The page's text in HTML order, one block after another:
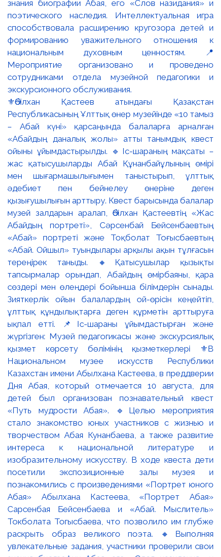
⚜️Әбілхан Қастеев атындағы Қазақстан
Республикасының Ұлттық өнер музейінде «10 тамыз
– Абай күні» қарсаңында балаларға арналған
«Абайдың даналық жолы» атты танымдық квест
ойыны ұйымдастырылды. 🔹Іс-шараның мақсаты –
жас қатысушыларды Абай Құнанбайұлының өмірі
мен шығармашылығымен таныстырып, ұлттық
әдебиет пен бейнелеу өнеріне деген
қызығушылығын арттыру. Квест барысында балалар
музей залдарын аралап, Әбілхан Қастеевтің «Жас
Абайдың портреті», Сәрсенбай Бейсенбаевтың
«Абай» портреті және Тоқболат Тоғысбаевтың
«Абай. Ойшыл» туындылары арқылы ақын тұлғасын
тереңірек таныды. 🔸Қатысушылар қызықты
тапсырмалар орындап, Абайдың өмірбаяны, қара
сөздері мен өлеңдері бойынша білімдерін сынады.
Зияткерлік ойын балалардың ой-өрісін кеңейтіп,
ұлттық құндылықтарға деген құрметін арттыруға
ықпал етті. 📌Іс-шараны ұйымдастырған және
жүргізген: Музей педагогикасы және экскурсиялық
қызмет көрсету бөлімінің қызметкерлері ⚜️В
Национальном музее искусств Республики
Казахстан имени Абылхана Кастеева, в преддверии
Дня Абая, который отмечается 10 августа, для
детей был организован познавательный квест
«Путь мудрости Абая». 🔹Целью мероприятия
стало знакомство юных участников с жизнью и
творчеством Абая Кунанбаева, а также развитие
интереса к национальной литературе и
изобразительному искусству. В ходе квеста дети
посетили экспозиционные залы музея и
познакомились с произведениями «Портрет юного
Абая» Абылхана Кастеева, «Портрет Абая»
Сарсенбая Бейсенбаева и «Абай. Мыслитель»
Токболата Тогысбаева, что позволило им глубже
раскрыть образ великого поэта. 🔸Выполняя
увлекательные задания, участники проверили свои